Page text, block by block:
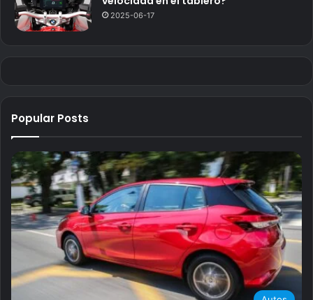
2025-06-17
Popular Posts